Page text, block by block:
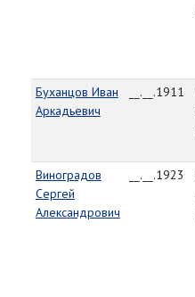
Буханцов Иван
Аркадьевич
__.__.1911
Виноградов
Сергей
Александрович
__.__.1923